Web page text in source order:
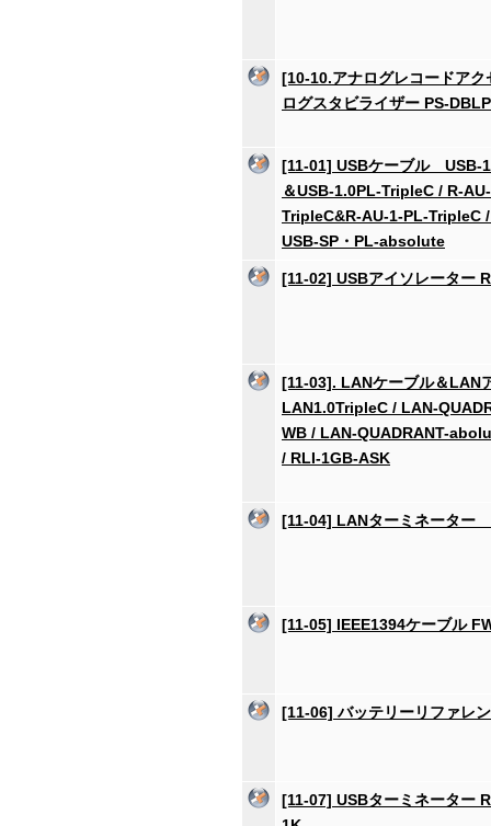
[10-10.アナログレコードアク
ログスタビライザー PS-DBLP
[11-01] USBケーブル USB-
＆USB-1.0PL-TripleC / R-
TripleC&R-AU-1-PL-TripleC
USB-SP・PL-absolute
[11-02] USBアイソレーター
[11-03]. LANケーブル＆LAN
LAN1.0TripleC / LAN-
WB / LAN-QUADRANT-
/ RLI-1GB-ASK
[11-04] LANターミネーター
[11-05] IEEE1394ケーブル
[11-06] バッテリーリファレ
[11-07] USBターミネーター